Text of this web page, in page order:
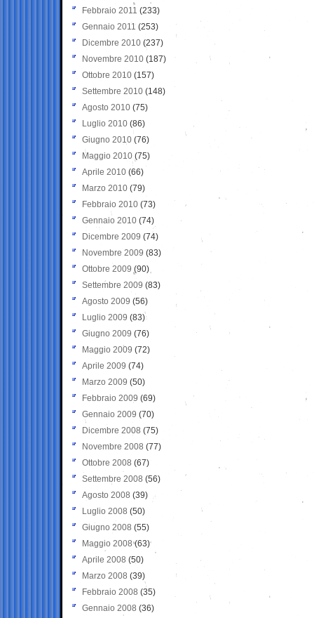
Febbraio 2011 (233)
Gennaio 2011 (253)
Dicembre 2010 (237)
Novembre 2010 (187)
Ottobre 2010 (157)
Settembre 2010 (148)
Agosto 2010 (75)
Luglio 2010 (86)
Giugno 2010 (76)
Maggio 2010 (75)
Aprile 2010 (66)
Marzo 2010 (79)
Febbraio 2010 (73)
Gennaio 2010 (74)
Dicembre 2009 (74)
Novembre 2009 (83)
Ottobre 2009 (90)
Settembre 2009 (83)
Agosto 2009 (56)
Luglio 2009 (83)
Giugno 2009 (76)
Maggio 2009 (72)
Aprile 2009 (74)
Marzo 2009 (50)
Febbraio 2009 (69)
Gennaio 2009 (70)
Dicembre 2008 (75)
Novembre 2008 (77)
Ottobre 2008 (67)
Settembre 2008 (56)
Agosto 2008 (39)
Luglio 2008 (50)
Giugno 2008 (55)
Maggio 2008(63)
Aprile 2008 (50)
Marzo 2008 (39)
Febbraio 2008 (35)
Gennaio 2008 (36)